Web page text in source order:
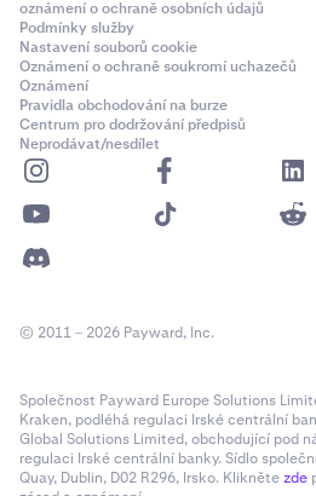
oznámení o ochraně osobních údajů
Podmínky služby
Nastavení souborů cookie
Oznámení o ochraně soukromí uchazečů
Oznámení
Pravidla obchodování na burze
Centrum pro dodržování předpisů
Neprodávat/nesdílet
© 2011 – 2026 Payward, Inc.
Společnost Payward Europe Solutions
Kraken, podléhá regulaci Irské centrální
Global Solutions Limited, obchodující pod
regulaci Irské centrální banky. Sídlo
Quay, Dublin, D02 R296, Irsko. Kliknětezde